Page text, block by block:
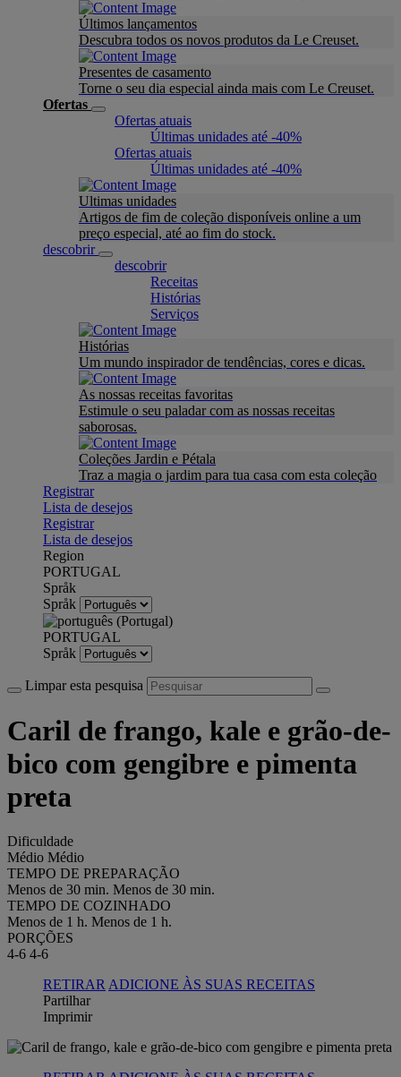
Últimos lançamentos
Descubra todos os novos produtos da Le Creuset.
Presentes de casamento
Torne o seu dia especial ainda mais com Le Creuset.
Ofertas
Ofertas atuais
Últimas unidades até -40%
Ofertas atuais
Últimas unidades até -40%
Ultimas unidades
Artigos de fim de coleção disponíveis online a um
preço especial, até ao fim do stock.
descobrir
descobrir
Receitas
Histórias
Serviços
Histórias
Um mundo inspirador de tendências, cores e dicas.
As nossas receitas favoritas
Estimule o seu paladar com as nossas receitas
saborosas.
Coleções Jardin e Pétala
Traz a magia o jardim para tua casa com esta coleção
Registrar
Lista de desejos
Registrar
Lista de desejos
Region
PORTUGAL
Språk
Språk
PORTUGAL
Språk
Limpar esta pesquisa
Caril de frango, kale e grão-de-
bico com gengibre e pimenta
preta
Dificuldade
Médio Médio
TEMPO DE PREPARAÇÃO
Menos de 30 min. Menos de 30 min.
TEMPO DE COZINHADO
Menos de 1 h. Menos de 1 h.
PORÇÕES
4-6 4-6
RETIRAR ADICIONE ÀS SUAS RECEITAS
Partilhar
Imprimir